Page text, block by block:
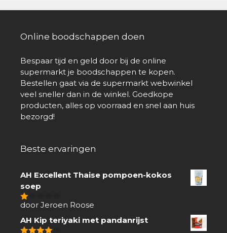
Online boodschappen doen
Bespaar tijd en geld door bij de online
supermarkt je boodschappen te kopen.
Bestellen gaat via de supermarkt webwinkel
veel sneller dan in de winkel. Goedkope
producten, alles op voorraad en snel aan huis
bezorgd!
Beste ervaringen
AH Excellent Thaise pompoen-kokos
soep
1
5
door Jeroen Roose
AH Kip teriyaki met pandanrijst